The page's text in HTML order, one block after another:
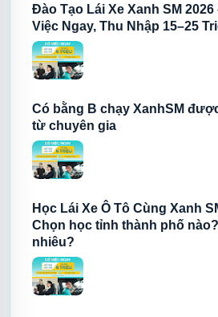
Đào Tạo Lái Xe Xanh SM
Việc Ngay, Thu Nhập 15–25
Có bằng B chạy XanhSM
từ chuyên gia
Học Lái Xe Ô Tô Cùng Xanh
Chọn học tỉnh thành phố
nhiêu?